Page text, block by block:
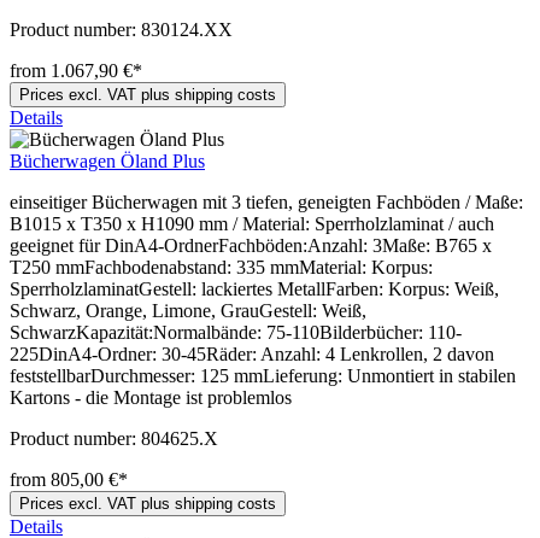
Product number: 830124.XX
from 1.067,90 €*
Prices excl. VAT plus shipping costs
Details
Bücherwagen Öland Plus
einseitiger Bücherwagen mit 3 tiefen, geneigten Fachböden / Maße:
B1015 x T350 x H1090 mm / Material: Sperrholzlaminat / auch
geeignet für DinA4-OrdnerFachböden:Anzahl: 3Maße: B765 x
T250 mmFachbodenabstand: 335 mmMaterial: Korpus:
SperrholzlaminatGestell: lackiertes MetallFarben: Korpus: Weiß,
Schwarz, Orange, Limone, GrauGestell: Weiß,
SchwarzKapazität:Normalbände: 75-110Bilderbücher: 110-
225DinA4-Ordner: 30-45Räder: Anzahl: 4 Lenkrollen, 2 davon
feststellbarDurchmesser: 125 mmLieferung: Unmontiert in stabilen
Kartons - die Montage ist problemlos
Product number: 804625.X
from 805,00 €*
Prices excl. VAT plus shipping costs
Details